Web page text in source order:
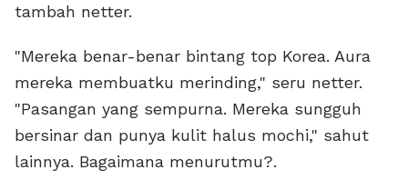
tambah netter.
"Mereka benar-benar bintang top Korea. Aura
mereka membuatku merinding," seru netter.
"Pasangan yang sempurna. Mereka sungguh
bersinar dan punya kulit halus mochi," sahut
lainnya. Bagaimana menurutmu?.